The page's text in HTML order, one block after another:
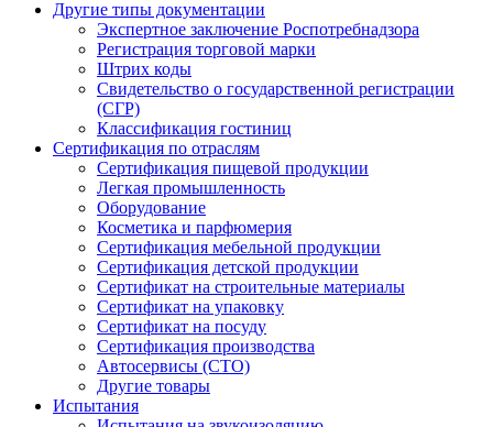
Другие типы документации
Экспертное заключение Роспотребнадзора
Регистрация торговой марки
Штрих коды
Свидетельство о государственной регистрации
(СГР)
Классификация гостиниц
Сертификация по отраслям
Сертификация пищевой продукции
Легкая промышленность
Оборудование
Косметика и парфюмерия
Сертификация мебельной продукции
Сертификация детской продукции
Сертификат на строительные материалы
Сертификат на упаковку
Сертификат на посуду
Сертификация производства
Автосервисы (СТО)
Другие товары
Испытания